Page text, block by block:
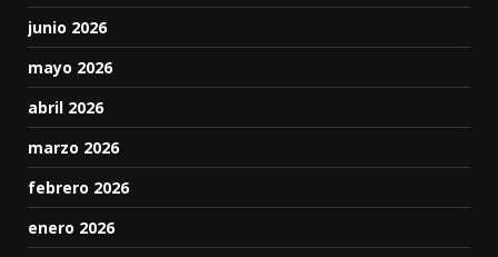
junio 2026
mayo 2026
abril 2026
marzo 2026
febrero 2026
enero 2026